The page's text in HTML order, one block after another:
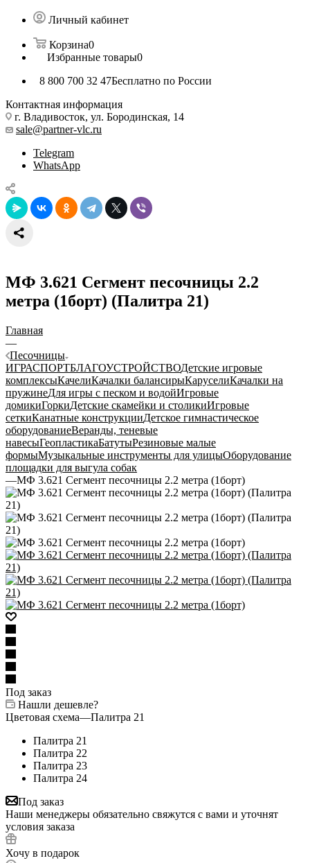
Личный кабинет
Корзина0
Избранные товары0
8 800 700 32 47Бесплатно по России
Контактная информация
г. Владивосток, ул. Бородинская, 14
sale@partner-vlc.ru
Telegram
WhatsApp
МФ 3.621 Сегмент песочницы 2.2
метра (1борт) (Палитра 21)
Главная
—
Песочницы
ИГРАСПОРТБЛАГОУСТРОЙСТВОДетские игровые
комплексыКачелиКачалки балансирыКаруселиКачалки на
пружинеДля игры с песком и водойИгровые
домикиГоркиДетские скамейки и столикиИгровые
сеткиКанатные конструкцииДетское гимнастическое
оборудованиеВеранды, теневые
навесыГеопластикаБатутыРезиновые малые
формыМузыкальные инструменты для улицыОборудование
площадки для выгула собак
—МФ 3.621 Сегмент песочницы 2.2 метра (1борт)
Под заказ
Нашли дешевле?
Цветовая схема—Палитра 21
Палитра 21
Палитра 22
Палитра 23
Палитра 24
Под заказ
Наши менеджеры обязательно свяжутся с вами и уточнят
условия заказа
Хочу в подарок